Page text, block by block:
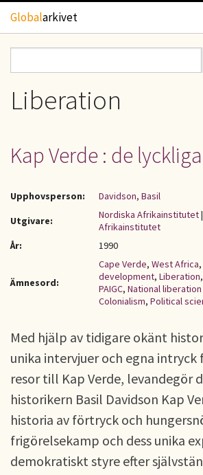
Hoppa till huvudinnehåll
Globalarkivet
TIDSKRIFTER
GEOGRAFI
UPPHOVSRÄTT
OM OSS
Sökformulär
Liberation
Kap Verde : de
Upphovsperson:
Davidson, Basil
Utgivare:
Nordiska Afrikainstitutet|
Afrikainstitutet
År:
1990
Ämnesord:
Cape Verde, West Africa,
development, Liberation,
PAIGC, National
Colonialism, Political
Med hjälp av tidigare okänt
unika intervjuer och egna
resor till Kap Verde, levandegör
historikern Basil Davidson Kap
historia av förtryck och
frigörelsekamp och dess unika
demokratiskt styre efter